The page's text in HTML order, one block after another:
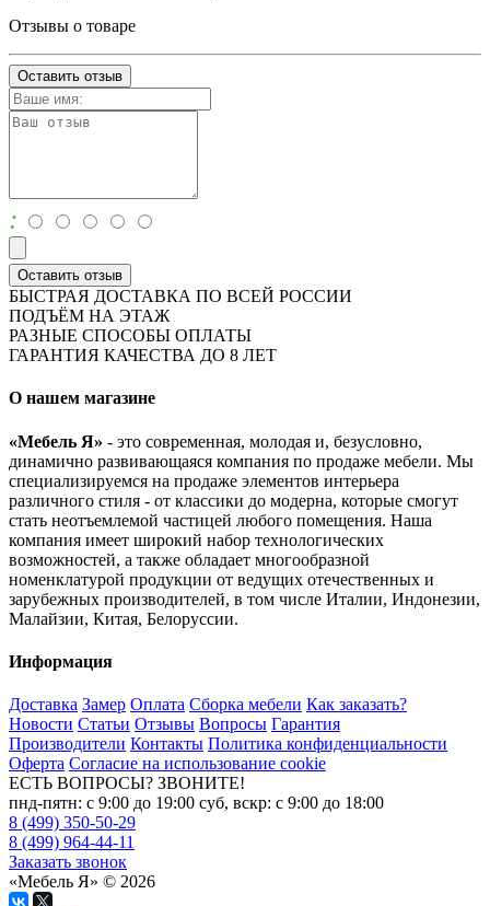
Отзывы о товаре
Оставить отзыв
:
Оставить отзыв
БЫСТРАЯ ДОСТАВКА ПО ВСЕЙ РОССИИ
ПОДЪЁМ НА ЭТАЖ
РАЗНЫЕ СПОСОБЫ ОПЛАТЫ
ГАРАНТИЯ КАЧЕСТВА ДО 8 ЛЕТ
О нашем магазине
«Мебель Я» - это современная, молодая и, безусловно,
динамично развивающаяся компания по продаже мебели. Мы
специализируемся на продаже элементов интерьера
различного стиля - от классики до модерна, которые смогут
стать неотъемлемой частицей любого помещения. Наша
компания имеет широкий набор технологических
возможностей, а также обладает многообразной
номенклатурой продукции от ведущих отечественных и
зарубежных производителей, в том числе Италии, Индонезии,
Малайзии, Китая, Белоруссии.
Информация
Доставка Замер Оплата Сборка мебели Как заказать?
Новости Статьи Отзывы Вопросы Гарантия
Производители Контакты Политика конфиденциальности
Оферта Согласие на использование cookie
ЕСТЬ ВОПРОСЫ? ЗВОНИТЕ!
пнд-пятн: с 9:00 до 19:00 суб, вскр: с 9:00 до 18:00
8 (499) 350-50-29
8 (499) 964-44-11
Заказать звонок
«Мебель Я» © 2026